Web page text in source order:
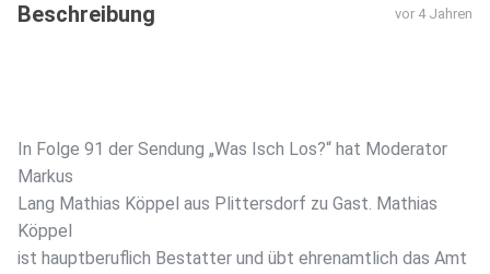
Beschreibung vor 4 Jahren
In Folge 91 der Sendung „Was Isch Los?“ hat Moderator
Markus
Lang Mathias Köppel aus Plittersdorf zu Gast. Mathias
Köppel
ist hauptberuflich Bestatter und übt ehrenamtlich das Amt